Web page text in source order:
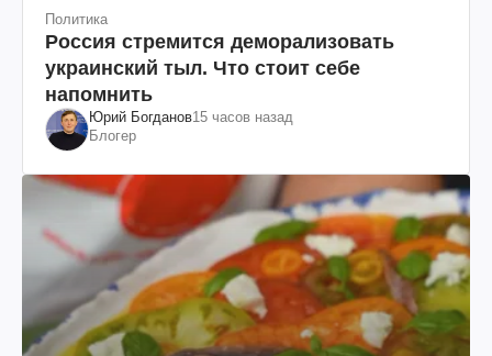
Политика
Россия стремится деморализовать
украинский тыл. Что стоит себе
напомнить
Юрий Богданов15 часов назад
Блогер